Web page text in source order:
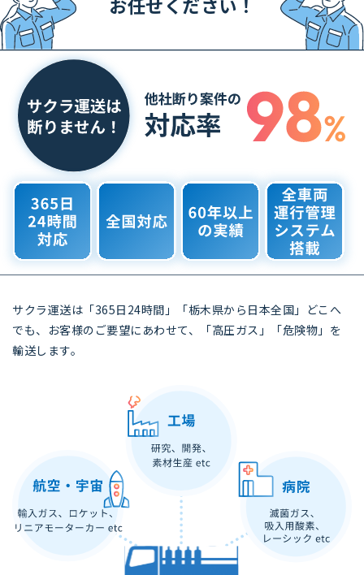
サクラ運送は「365日24時間」「栃木県から日本全国」どこへ
でも、
お客様のご要望にあわせて、「高圧ガス」「危険物」を
輸送します。